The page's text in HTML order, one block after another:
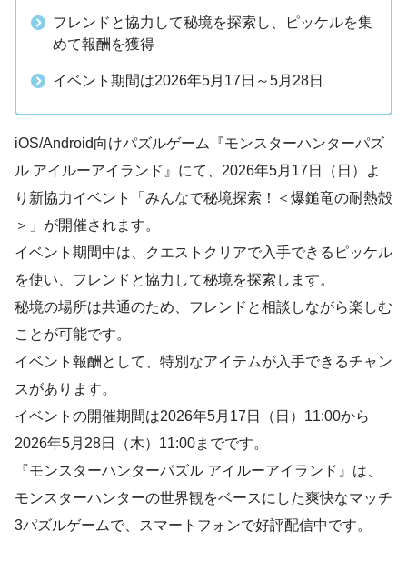
フレンドと協力して秘境を探索し、ピッケルを集
めて報酬を獲得
イベント期間は2026年5月17日～5月28日
iOS/Android向けパズルゲーム『モンスターハンターパズ
ル アイルーアイランド』にて、2026年5月17日（日）よ
り新協力イベント「みんなで秘境探索！＜爆鎚竜の耐熱殻
＞」が開催されます。
イベント期間中は、クエストクリアで入手できるピッケル
を使い、フレンドと協力して秘境を探索します。
秘境の場所は共通のため、フレンドと相談しながら楽しむ
ことが可能です。
イベント報酬として、特別なアイテムが入手できるチャン
スがあります。
イベントの開催期間は2026年5月17日（日）11:00から
2026年5月28日（木）11:00までです。
『モンスターハンターパズル アイルーアイランド』は、
モンスターハンターの世界観をベースにした爽快なマッチ
3パズルゲームで、スマートフォンで好評配信中です。